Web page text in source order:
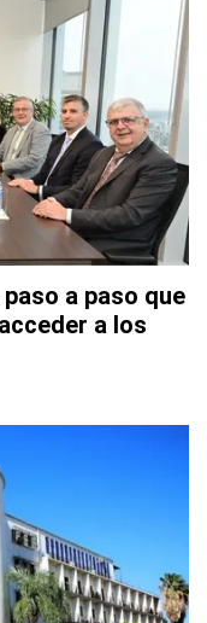
a paso que
a los